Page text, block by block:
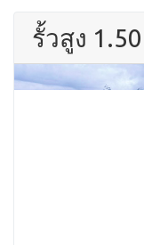
รั้วสูง